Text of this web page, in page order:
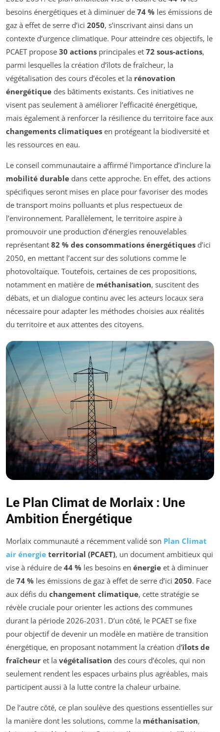
besoins énergétiques et à diminuer de 74 % les émissions de
gaz à effet de serre d’ici 2050, s’inscrivant ainsi dans un
contexte d’urgence climatique. Pour atteindre ces objectifs, le
PCAET propose 30 actions principales et 72 sous-actions,
parmi lesquelles la création d’îlots de fraîcheur, la
végétalisation des cours d’écoles et la rénovation
énergétique des bâtiments existants. Ces initiatives ne
visent pas seulement à améliorer l’efficacité énergétique,
mais également à renforcer la résilience du territoire face aux
changements climatiques en protégeant la biodiversité et
les ressources en eau.
Le conseil communautaire a affirmé l’importance d’inclure la
mobilité durable dans cette approche. En effet, des actions
spécifiques seront mises en place pour favoriser des modes
de transport moins polluants et plus respectueux de
l’environnement. Parallèlement, le territoire aspire à
promouvoir une production d’énergies renouvelables
représentant 82 % des consommations énergétiques d’ici
2050, en mettant l’accent sur des solutions comme le
photovoltaïque. Toutefois, certaines de ces propositions,
notamment en matière de méthanisation, suscitent des
débats, et un dialogue continu avec les acteurs locaux sera
nécessaire pour adapter les méthodes choisies aux réalités
du territoire et aux attentes des citoyens.
Le Plan Climat de Morlaix : Une
Ambition Énergétique
Morlaix communauté a récemment validé son Plan Climat
air énergie territorial (PCAET), un document ambitieux qui
vise à réduire de 44 % les besoins en énergie et à diminuer
de 74 % les émissions de gaz à effet de serre d’ici 2050. Face
aux défis du changement climatique, cette stratégie se
révèle cruciale pour orienter les actions des communes
durant la période 2026-2031. D’un côté, le PCAET se fixe
pour objectif de devenir un modèle en matière de transition
énergétique, en proposant notamment la création d’îlots de
fraîcheur et la végétalisation des cours d’écoles, qui non
seulement rendent les espaces urbains plus agréables, mais
participent aussi à la lutte contre la chaleur urbaine.
De l’autre côté, ce plan soulève des questions essentielles sur
la manière dont les solutions, comme la méthanisation,